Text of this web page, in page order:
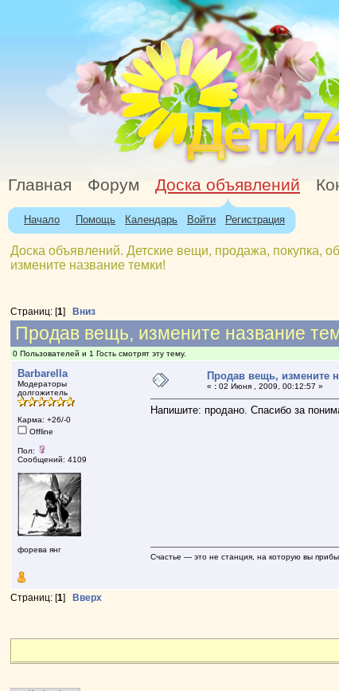
Главная Форум Доска объявлений
Начало Помощь Календарь Войти Регистрация
Доска объявлений. Детские вещи, продажа, покупка,
измените название темки!
Страниц: [1] Вниз
Продав вещь, измените название
0 Пользователей и 1 Гость смотрят эту тему.
Barbarella
Mодераторы
долгожитель
Карма: +26/-0
Offline
Пол:
Сообщений: 4109
форева янг
Продав вещь, измените
« : 02 Июня , 2009, 00:12:57 »
Напишите: продано. Спасибо за
Счастье — это не станция, на которую вы
Страниц: [1] Вверх